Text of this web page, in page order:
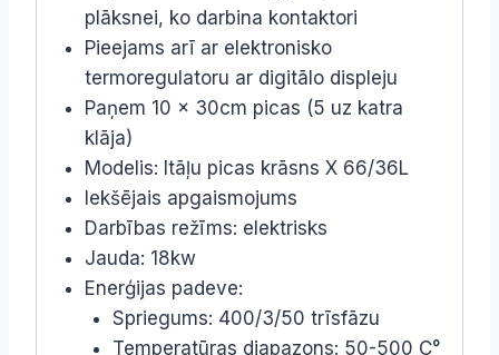
plāksnei, ko darbina kontaktori
Pieejams arī ar elektronisko
termoregulatoru ar digitālo displeju
Paņem 10 x 30cm picas (5 uz katra
klāja)
Modelis: Itāļu picas krāsns X 66/36L
Iekšējais apgaismojums
Darbības režīms: elektrisks
Jauda: 18kw
Enerģijas padeve:
Spriegums: 400/3/50 trīsfāzu
Temperatūras diapazons: 50-500 C°